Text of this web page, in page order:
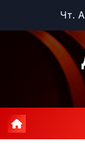
содержимому
Чт.